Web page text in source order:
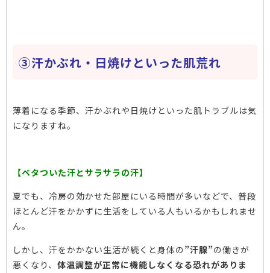
③汗かぶれ・日焼けといった肌荒れ
薄着になる季節、汗かぶれや日焼けといった肌トラブルは気
になりますね。
【ベタついた汗とサラサラの汗】
夏でも、冷房の効かせた部屋にいる時間が多いなどで、普段
ほとんど汗をかかずに生活をしている人もいるかもしれませ
ん。
しかし、汗をかかない生活が続くと身体の ”汗腺”の働きが
悪くなり、 体温調整が正常に機能しなくなる恐れがありま